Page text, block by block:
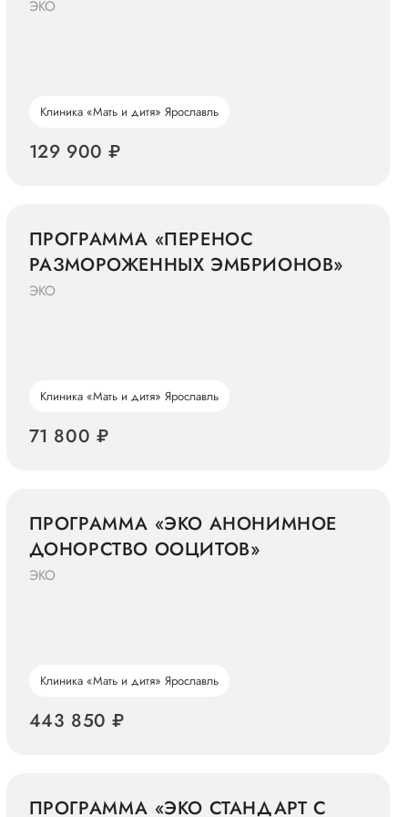
КРИОКОНСЕРВАЦИЕЙ «МАТЬ И
ЭКО
Клиника «Мать и дитя» Ярославль
129 900 ₽
ПРОГРАММА «ПЕРЕНОС
РАЗМОРОЖЕННЫХ ЭМБРИОНОВ»
ЭКО
Клиника «Мать и дитя» Ярославль
71 800 ₽
ПРОГРАММА «ЭКО АНОНИМНОЕ
ДОНОРСТВО ООЦИТОВ»
ЭКО
Клиника «Мать и дитя» Ярославль
443 850 ₽
ПРОГРАММА «ЭКО СТАНДАРТ С